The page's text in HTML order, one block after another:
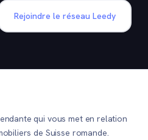
Rejoindre le réseau Leedy
qui vous met en relation
de Suisse romande.